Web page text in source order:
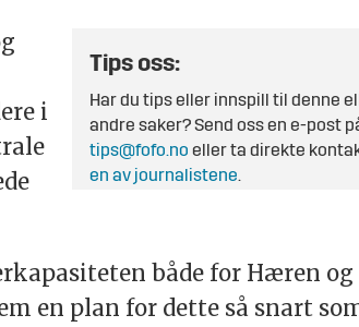
Tips oss:
Har du tips eller innspill til denne
andre saker? Send oss en e-post
tips@fofo.no eller ta direkte
en av journalistene.
i
både for Hæren og
en plan for dette så snart